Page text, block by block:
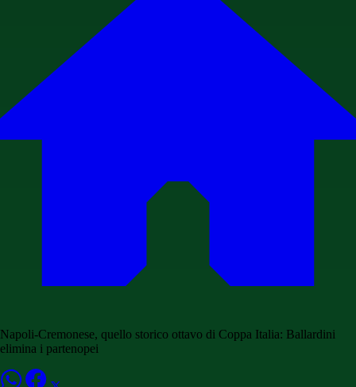
Napoli-Cremonese, quello storico ottavo di Coppa Italia: Ballardini
elimina i partenopei